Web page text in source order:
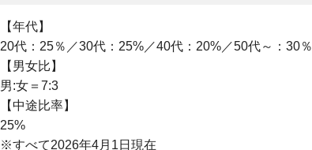
【年代】
20代：25％／30代：25%／40代：20%／50代～：30％
【男女比】
男:女＝7:3
【中途比率】
25%
※すべて2026年4月1日現在